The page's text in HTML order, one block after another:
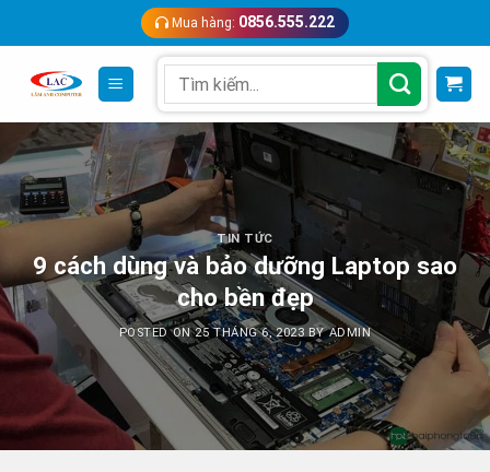
content
Mua hàng: 0856.555.222
for:
TIN TỨC
9 cách dùng và bảo dưỡng Laptop sao
cho bền đẹp
POSTED ON25 THÁNG 6, 2023 BYADMIN